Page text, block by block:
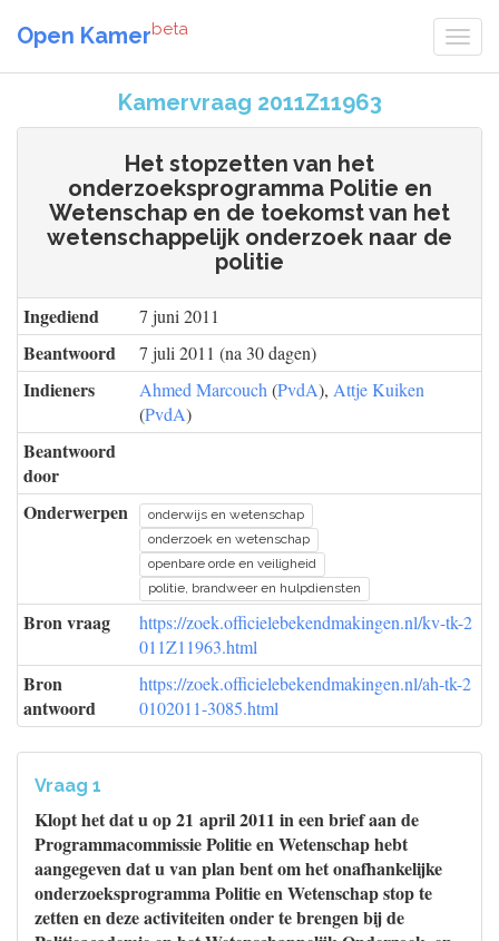
Open Kamerbeta
Kamervraag 2011Z11963
Het stopzetten van het
onderzoeksprogramma Politie en
Wetenschap en de toekomst van het
wetenschappelijk onderzoek naar de
politie
Ingediend 7 juni 2011
Beantwoord 7 juli 2011 (na 30 dagen)
Indieners Ahmed Marcouch (PvdA), Attje Kuiken
(PvdA)
Beantwoord
door
Onderwerpen
onderwijs en wetenschap
onderzoek en wetenschap
openbare orde en veiligheid
politie, brandweer en hulpdiensten
Bron vraag
https://zoek.officielebekendmakingen.nl/kv-tk-2
011Z11963.html
Bron
antwoord
https://zoek.officielebekendmakingen.nl/ah-tk-2
0102011-3085.html
Vraag 1
Klopt het dat u op 21 april 2011 in een brief aan de
Programmacommissie Politie en Wetenschap hebt
aangegeven dat u van plan bent om het onafhankelijke
onderzoeksprogramma Politie en Wetenschap stop te
zetten en deze activiteiten onder te brengen bij de